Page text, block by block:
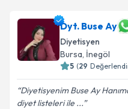
Dyt. Buse Ay
Diyetisyen
Bursa, İnegöl
5 (29
Diyetisyenim Buse Ay
diyet listeleri ile ...